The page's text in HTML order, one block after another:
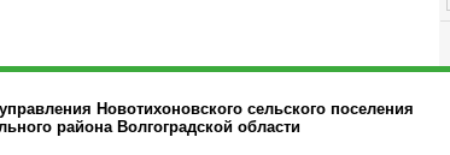
Новотихоновского сельского поселения
района Волгоградской области